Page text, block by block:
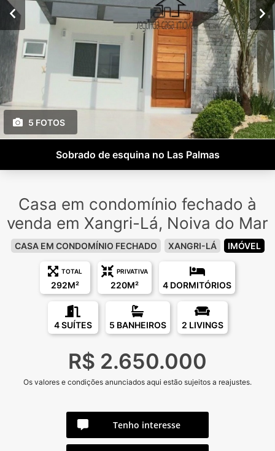
5 FOTOS
Sobrado de esquina no Las Palmas
Casa em condomínio fechado à
venda em Xangri-Lá, Noiva do Mar
CASA EM CONDOMÍNIO FECHADO XANGRI-LÁ IMÓVEL
TOTAL
292M²
PRIVATIVA
220M² 4 DORMITÓRIOS
4 SUÍTES 5 BANHEIROS 2 LIVINGS
R$ 2.650.000
Os valores e condições anunciados aqui estão sujeitos a reajustes.
Tenho interesse